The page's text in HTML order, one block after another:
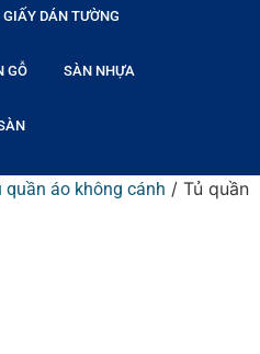
GIẤY DÁN TƯỜNG
GỖ SÀN NHỰA
quần áo không cánh / Tủ quần